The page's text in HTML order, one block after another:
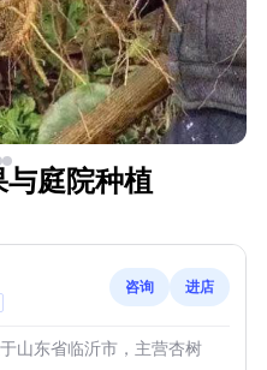
庭院种植
咨询 进店
山东省临沂市，主营杏树